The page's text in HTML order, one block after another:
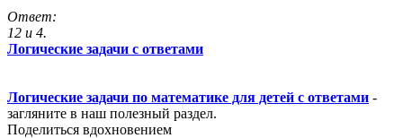
Ответ:
12 и 4.
Логические задачи с ответами
Логические задачи по математике для детей с ответами -
загляните в наш полезный раздел.
Поделиться вдохновением